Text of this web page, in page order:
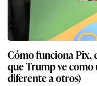
Cómo funciona Pix,
que Trump ve como
diferente a otros)